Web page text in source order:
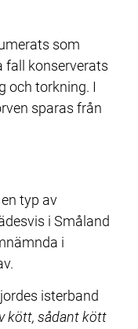
som
fall konserverats
och torkning. I
sparas från
typ av
i Småland
i
isterband
kött, sådant kött